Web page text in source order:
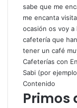
sabe que me
me encanta
ocasión os voy a
cafetería que
tener un café
Cafeterías con
Sabi (por
Contenido
Primos